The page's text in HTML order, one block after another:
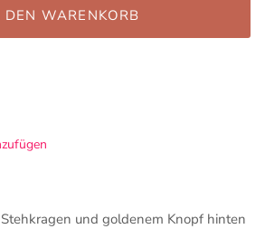
DEN WARENKORB
und goldenem Knopf hinten